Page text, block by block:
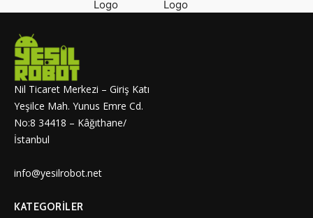
Nil Ticaret Merkezi – Giriş Katı
Yeşilce Mah. Yunus Emre Cd.
No:8 34418 – Kâğıthane/
İstanbul
info@yesilrobot.net
KATEGORILER